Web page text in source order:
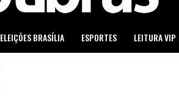
ELEIÇÕES BRASÍLIA ESPORTES LEITURA VIP